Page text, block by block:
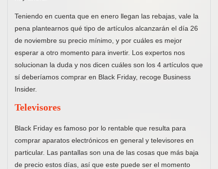
Teniendo en cuenta que en enero llegan las rebajas, vale la
pena plantearnos qué tipo de artículos alcanzarán el día 26
de noviembre su precio mínimo, y por cuáles es mejor
esperar a otro momento para invertir. Los expertos nos
solucionan la duda y nos dicen cuáles son los 4 artículos que
sí deberíamos comprar en Black Friday, recoge Business
Insider.
Televisores
Black Friday es famoso por lo rentable que resulta para
comprar aparatos electrónicos en general y televisores en
particular. Las pantallas son una de las cosas que más baja
de precio estos días, así que este puede ser el momento